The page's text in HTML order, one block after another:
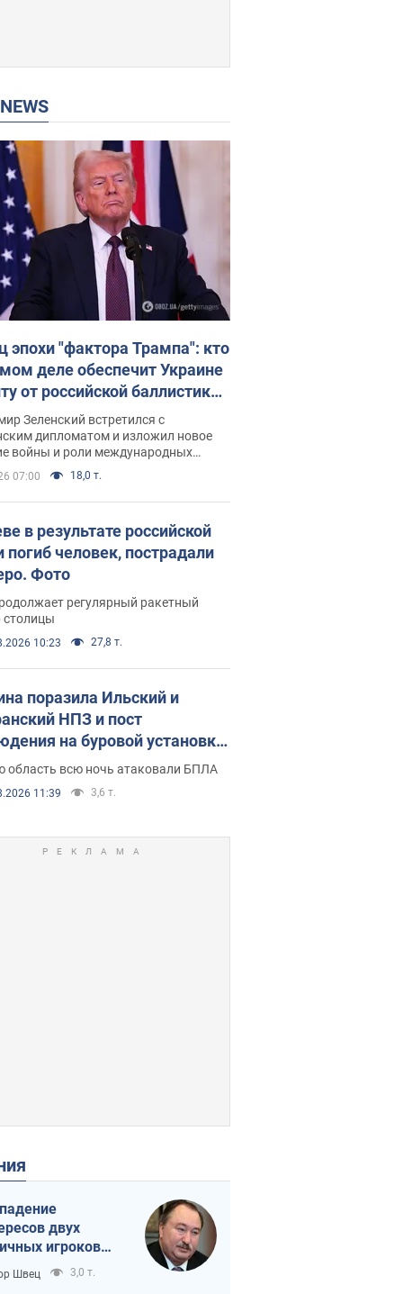
NEWS
эпохи "фактора Трампа": кто
деле обеспечит Украине
от российской баллистики.
с Безсмертным
Зеленский встретился с
дипломатом и изложил новое
войны и роли международных
в борьбе с Россией
07:00 18,0 т.
в результате российской
погиб человек, пострадали
Фото
регулярный ракетный
столицы
10:23 27,8 т.
поразила Ильский и
НПЗ и пост
на буровой установке
Генштаб раскрыл детали.
видео
область всю ночь атаковали БПЛА
11:39 3,6 т.
двух
игроков
тайный план
и Путина?
Швец 3,0 т.